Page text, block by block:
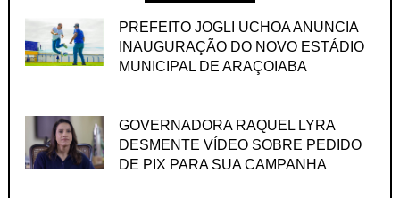
PREFEITO JOGLI UCHOA ANUNCIA
INAUGURAÇÃO DO NOVO ESTÁDIO
MUNICIPAL DE ARAÇOIABA
GOVERNADORA RAQUEL LYRA
DESMENTE VÍDEO SOBRE PEDIDO
DE PIX PARA SUA CAMPANHA